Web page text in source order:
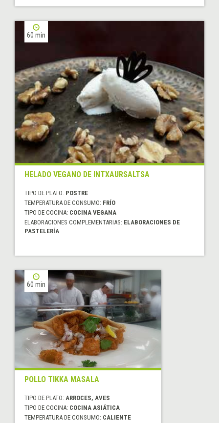
60 min
HELADO VEGANO DE INTXAURSALTSA
TIPO DE PLATO: POSTRE
TEMPERATURA DE CONSUMO: FRÍO
TIPO DE COCINA: COCINA VEGANA
ELABORACIONES COMPLEMENTARIAS: ELABORACIONES DE
PASTELERÍA
60 min
POLLO TIKKA MASALA
TIPO DE PLATO: ARROCES, AVES
TIPO DE COCINA: COCINA ASIÁTICA
TEMPERATURA DE CONSUMO: CALIENTE